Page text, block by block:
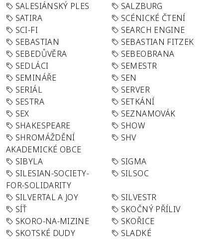
SALESIÁNSKÝ PLES
SALZBURG
SATIRA
SCÉNICKÉ ČTENÍ
SCI-FI
SEARCH ENGINE
SEBASTIAN
SEBASTIAN FITZEK
SEBEDŮVĚRA
SEBEOBRANA
SEDLÁCI
SEMESTR
SEMINÁŘE
SEN
SERIÁL
SERVER
SESTRA
SETKÁNÍ
SEX
SEZNAMOVÁK
SHAKESPEARE
SHOW
SHROMÁŽDĚNÍ
AKADEMICKÉ OBCE
SHV
SIBYLA
SIGMA
SILESIAN-SOCIETY-
FOR-SOLIDARITY
SILSOC
SILVERTAL A JOY
SILVESTR
SÍŤ
SKOČNÝ PŘÍLIV
SKORO-NA-MIZINE
SKOŘICE
SKOTSKÉ DUDY
SLADKÉ